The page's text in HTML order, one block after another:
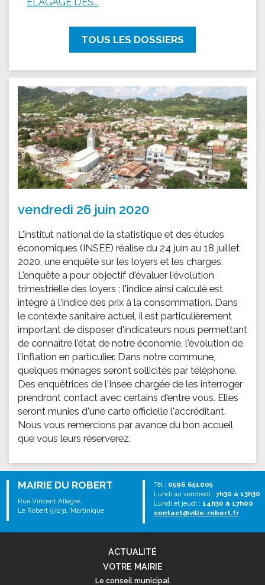
TOUS LES DOSSIERS
vendredi 26 juin 2020
L'institut national de la statistique et des études
économiques (INSEE) réalise du 24 juin au 18 juillet
2020, une enquête sur les loyers et les charges.
L'enquête a pour objectif d'évaluer l'évolution
trimestrielle des loyers ; l'indice ainsi calculé est
intégré à l'indice des prix à la consommation. Dans
le contexte sanitaire actuel, il est particulièrement
important de disposer d'indicateurs nous permettant
de connaître l'état de notre économie, l'évolution de
l'inflation en particulier. Dans notre commune,
quelques ménages seront sollicités par téléphone.
Des enquêtrices de l'Insee chargée de les interroger
prendront contact avec certains d'entre vous. Elles
seront munies d'une carte officielle l'accréditant.
Nous vous remercions par avance du bon accueil
que vous leurs réserverez.
MAIRIE DU ROBERT
Rue Vincent Allègre,
Le Robert 97231, Martinique
Tél : 0596 651005
Lundi au vendredi : 7h30 à 13h30
Lundi et jeudi : 14h30 à 17h00
contact@ville-robert.fr
ACTUALITÉ
VOTRE MAIRIE
Le conseil municipal